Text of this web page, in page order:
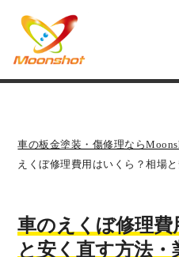
車の板金塗装・傷修理なら
えくぼ修理費用はいくら？相場
車のえくぼ修理
と安く直す方法・